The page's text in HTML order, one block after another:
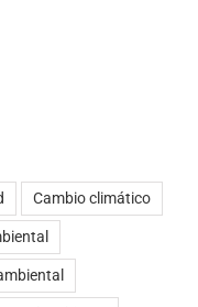
Cambio climático